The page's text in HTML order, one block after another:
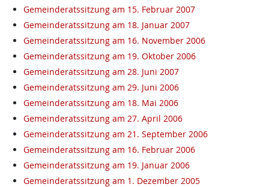
Gemeinderatssitzung am 15. Februar 2007
Gemeinderatssitzung am 18. Januar 2007
Gemeinderatssitzung am 16. November 2006
Gemeinderatssitzung am 19. Oktober 2006
Gemeinderatssitzung am 28. Juni 2007
Gemeinderatssitzung am 29. Juni 2006
Gemeinderatssitzung am 18. Mai 2006
Gemeinderatssitzung am 27. April 2006
Gemeinderatssitzung am 21. September 2006
Gemeinderatssitzung am 16. Februar 2006
Gemeinderatssitzung am 19. Januar 2006
Gemeinderatssitzung am 1. Dezember 2005